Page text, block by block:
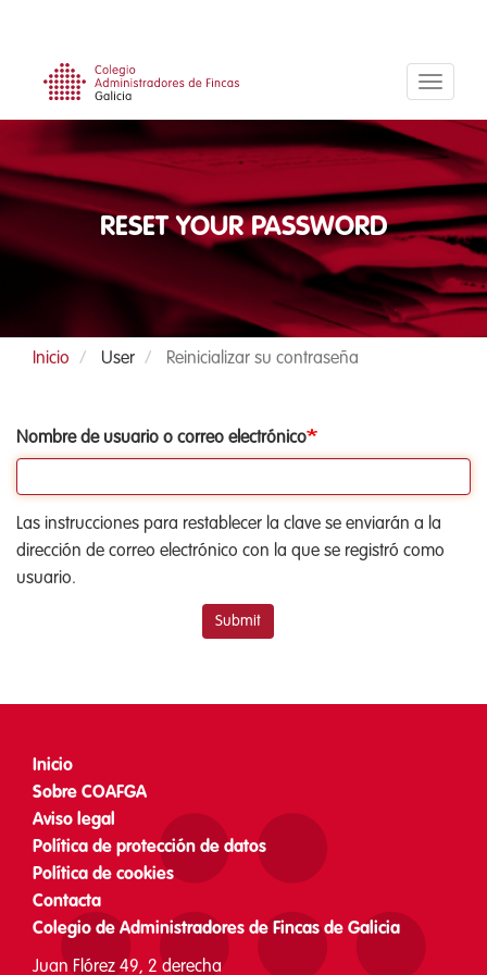
contenido
principal
RESET YOUR PASSWORD
Inicio User Reinicializar su contraseña
Primary
Nombre de usuario o correo electrónico
Las instrucciones para restablecer la clave se enviarán a la
dirección de correo electrónico con la que se registró como
usuario.
Submit
Footer
menu
Inicio
Sobre COAFGA
Aviso legal
Política de protección de datos
Política de cookies
Contacta
Colegio de Administradores de Fincas de Galicia
Juan Flórez 49, 2 derecha